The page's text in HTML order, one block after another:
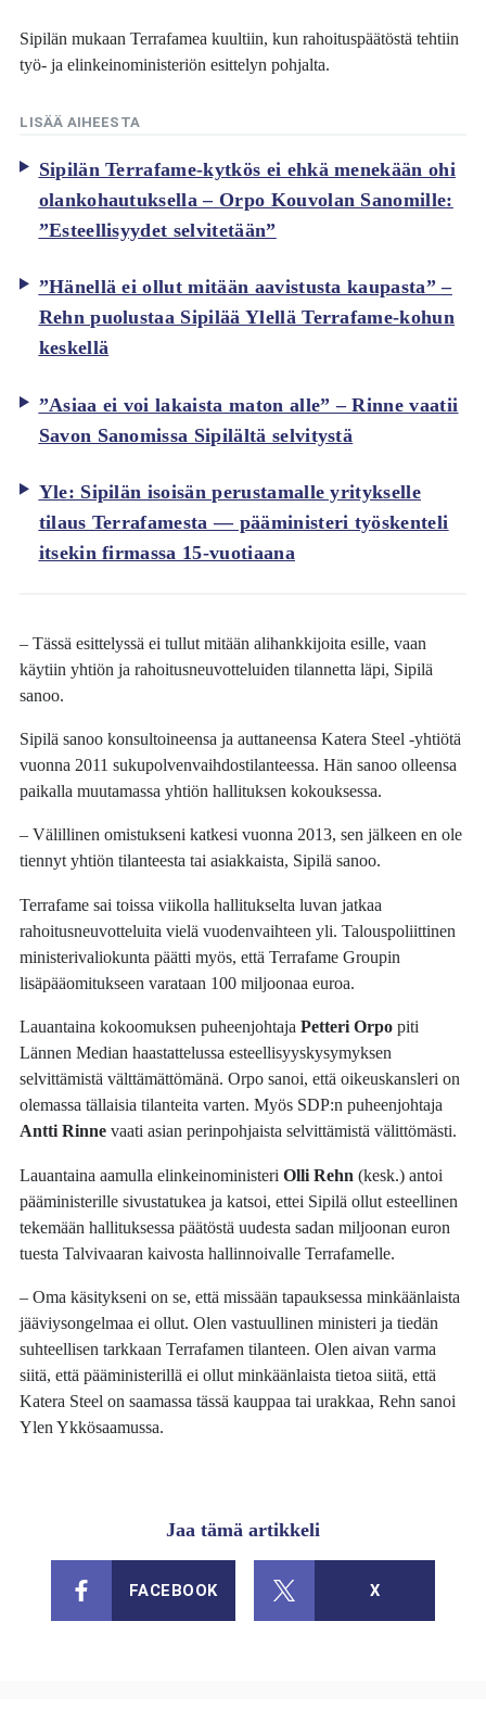
Sipilän mukaan Terrafamea kuultiin, kun rahoituspäätöstä tehtiin
työ- ja elinkeinoministeriön esittelyn pohjalta.
LISÄÄ AIHEESTA
Sipilän Terrafame-kytkös ei ehkä menekään ohi
olankohautuksella – Orpo Kouvolan Sanomille:
”Esteellisyydet selvitetään”
”Hänellä ei ollut mitään aavistusta kaupasta” –
Rehn puolustaa Sipilää Ylellä Terrafame-kohun
keskellä
”Asiaa ei voi lakaista maton alle” – Rinne vaatii
Savon Sanomissa Sipilältä selvitystä
Yle: Sipilän isoisän perustamalle yritykselle
tilaus Terrafamesta — pääministeri työskenteli
itsekin firmassa 15-vuotiaana
– Tässä esittelyssä ei tullut mitään alihankkijoita esille, vaan
käytiin yhtiön ja rahoitusneuvotteluiden tilannetta läpi, Sipilä
sanoo.
Sipilä sanoo konsultoineensa ja auttaneensa Katera Steel -yhtiötä
vuonna 2011 sukupolvenvaihdostilanteessa. Hän sanoo olleensa
paikalla muutamassa yhtiön hallituksen kokouksessa.
– Välillinen omistukseni katkesi vuonna 2013, sen jälkeen en ole
tiennyt yhtiön tilanteesta tai asiakkaista, Sipilä sanoo.
Terrafame sai toissa viikolla hallitukselta luvan jatkaa
rahoitusneuvotteluita vielä vuodenvaihteen yli. Talouspoliittinen
ministerivaliokunta päätti myös, että Terrafame Groupin
lisäpääomitukseen varataan 100 miljoonaa euroa.
Lauantaina kokoomuksen puheenjohtajaPetteri Orpo piti
Lännen Median haastattelussa esteellisyyskysymyksen
selvittämistä välttämättömänä. Orpo sanoi, että oikeuskansleri on
olemassa tällaisia tilanteita varten. Myös SDP:n puheenjohtaja
Antti Rinne vaati asian perinpohjaista selvittämistä välittömästi.
Lauantaina aamulla elinkeinoministeriOlli Rehn (kesk.) antoi
pääministerille sivustatukea ja katsoi, ettei Sipilä ollut esteellinen
tekemään hallituksessa päätöstä uudesta sadan miljoonan euron
tuesta Talvivaaran kaivosta hallinnoivalle Terrafamelle.
– Oma käsitykseni on se, että missään tapauksessa minkäänlaista
jääviysongelmaa ei ollut. Olen vastuullinen ministeri ja tiedän
suhteellisen tarkkaan Terrafamen tilanteen. Olen aivan varma
siitä, että pääministerillä ei ollut minkäänlaista tietoa siitä, että
Katera Steel on saamassa tässä kauppaa tai urakkaa, Rehn sanoi
Ylen Ykkösaamussa.
Jaa tämä artikkeli
FACEBOOK X